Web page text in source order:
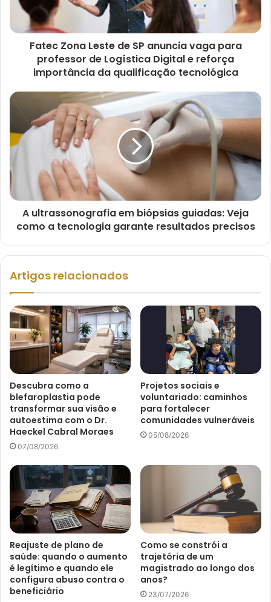
Fatec Zona Leste de SP anuncia vaga para
professor de Logística Digital e reforça
importância da qualificação tecnológica
A ultrassonografia em biópsias guiadas: Veja
como a tecnologia garante resultados precisos
Artigos relacionados
Descubra como a
blefaroplastia pode
transformar sua visão e
autoestima com o Dr.
Haeckel Cabral Moraes
07/08/2026
Projetos sociais e
voluntariado: caminhos
para fortalecer
comunidades vulneráveis
05/08/2026
Reajuste de plano de
saúde: quando o aumento
é legítimo e quando ele
configura abuso contra o
beneficiário
Como se constrói a
trajetória de um
magistrado ao longo dos
anos?
23/07/2026